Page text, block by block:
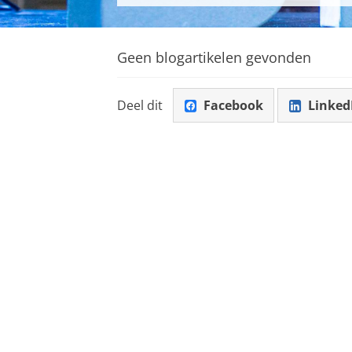
Geen blogartikelen gevonden
Deel dit Facebook